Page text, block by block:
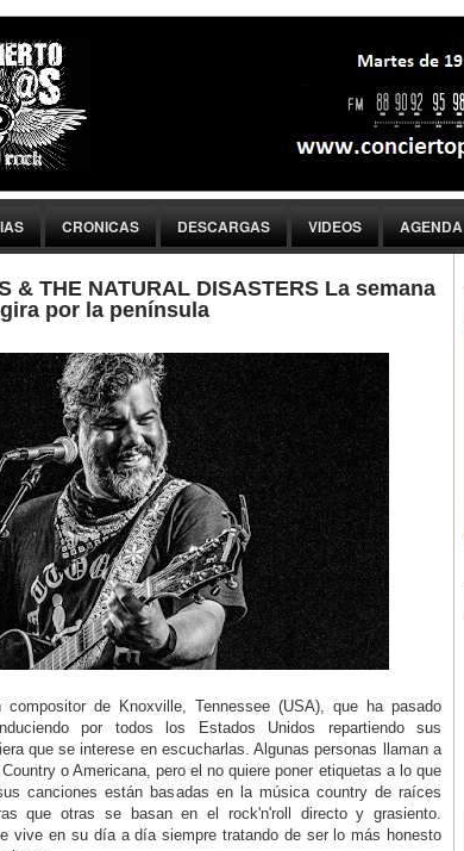
CRONICAS DESCARGAS VIDEOS AGENDA
& THE NATURAL DISASTERS La semana
por la península
de Knoxville, Tennessee (USA), que ha pasado
por todos los Estados Unidos repartiendo sus
que se interese en escucharlas. Algunas personas llaman a
o Americana, pero el no quiere poner etiquetas a lo que
canciones están basadas en la música country de raíces
que otras se basan en el rock'n'roll directo y grasiento.
vive en su día a día siempre tratando de ser lo más honesto